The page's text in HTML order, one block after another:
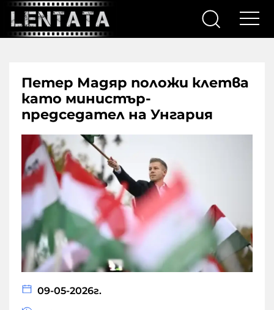
Петер Мадяр положи клетва
като министър-
председател на Унгария
09-05-2026г.